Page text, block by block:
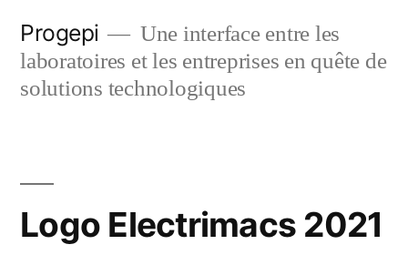
content
Progepi
Une interface entre les
laboratoires et les entreprises en quête de
solutions technologiques
Logo Electrimacs 2021